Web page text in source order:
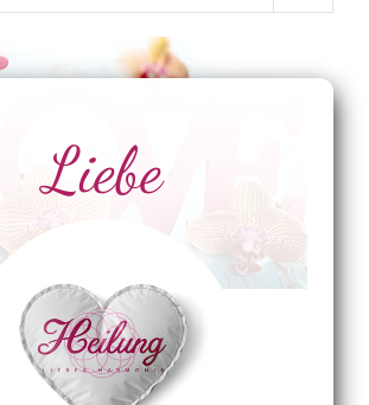
Liebe